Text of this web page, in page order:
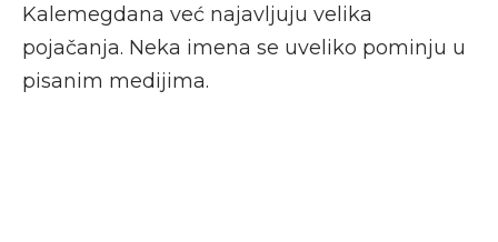
Kalemegdana već najavljuju velika
pojačanja. Neka imena se uveliko pominju u
pisanim medijima.